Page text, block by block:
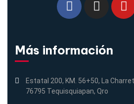
Más información
Estatal 200, KM. 56+50, La
76795 Tequisquiapan, Qro